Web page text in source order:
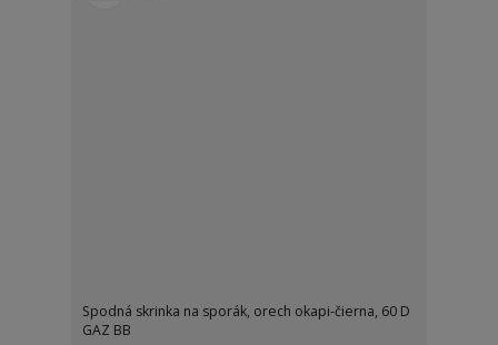
Spodná skrinka na sporák, orech okapi-čierna, 60 D
GAZ BB